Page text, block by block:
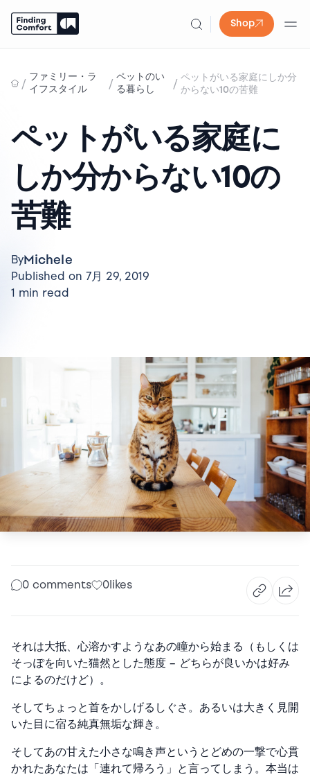
Shop
content
/ ファミリー・ラ
イフスタイル
/ ペットのい
る暮らし
/ ペットがいる家庭にしか分
からない10の苦難
ペットがいる家庭に
しか分からない10の
苦難
ByMichele
Published on 7月 29, 2019
1 min read
0 comments 0likes
それは大抵、心溶かすようなあの瞳から始まる（もしくは
そっぽを向いた猫然とした態度 – どちらが良いかは好み
によるのだけど）。
そしてちょっと首をかしげるしぐさ。あるいは大きく見開
いた目に宿る純真無垢な輝き。
そしてあの甘えた小さな鳴き声というとどめの一撃で心貫
かれたあなたは「連れて帰ろう」と言ってしまう。本当は